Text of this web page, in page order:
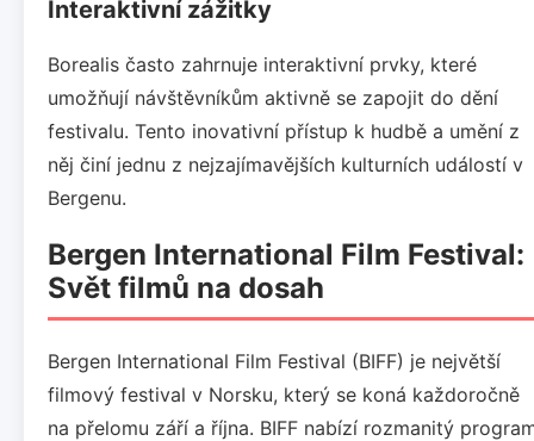
Interaktivní zážitky
Borealis často zahrnuje interaktivní prvky, které
umožňují návštěvníkům aktivně se zapojit do dění
festivalu. Tento inovativní přístup k hudbě a umění z
něj činí jednu z nejzajímavějších kulturních událostí v
Bergenu.
Bergen International Film Festival:
Svět filmů na dosah
Bergen International Film Festival (BIFF) je největší
filmový festival v Norsku, který se koná každoročně
na přelomu září a října. BIFF nabízí rozmanitý